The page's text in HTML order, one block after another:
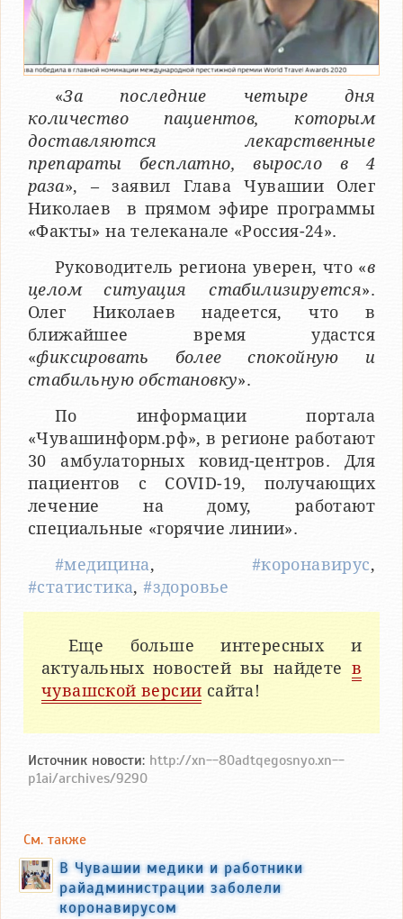
«За последние четыре дня
количество пациентов, которым
доставляются лекарственные
препараты бесплатно, выросло в 4
раза», – заявил Глава Чувашии Олег
Николаев в прямом эфире программы
«Факты» на телеканале «Россия-24».
Руководитель региона уверен, что «в
целом ситуация стабилизируется».
Олег Николаев надеется, что в
ближайшее время удастся
«фиксировать более спокойную и
стабильную обстановку».
По информации портала
«Чувашинформ.рф», в регионе работают
30 амбулаторных ковид-центров. Для
пациентов с COVID-19, получающих
лечение на дому, работают
специальные «горячие линии».
#медицина, #коронавирус,
#статистика,#здоровье
Еще больше интересных и
актуальных новостей вы найдете в
чувашской версии сайта!
Источник новости: http://xn--80adtqegosnyo.xn--
p1ai/archives/9290
См. также
В Чувашии медики и работники
райадминистрации заболели
коронавирусом